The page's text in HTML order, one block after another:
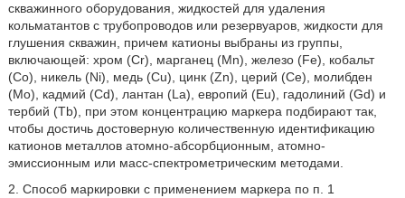
скважинного оборудования, жидкостей для удаления
кольматантов с трубопроводов или резервуаров, жидкости для
глушения скважин, причем катионы выбраны из группы,
включающей: хром (Cr), марганец (Mn), железо (Fe), кобальт
(Со), никель (Ni), медь (Cu), цинк (Zn), церий (Се), молибден
(Мо), кадмий (Cd), лантан (La), европий (Eu), гадолиний (Gd) и
тербий (Tb), при этом концентрацию маркера подбирают так,
чтобы достичь достоверную количественную идентификацию
катионов металлов атомно-абсорбционным, атомно-
эмиссионным или масс-спектрометрическим методами.
2. Способ маркировки с применением маркера по п. 1